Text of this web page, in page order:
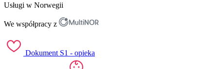
Usługi w Norwegii
We współpracy z
Dokument S1 - opieka